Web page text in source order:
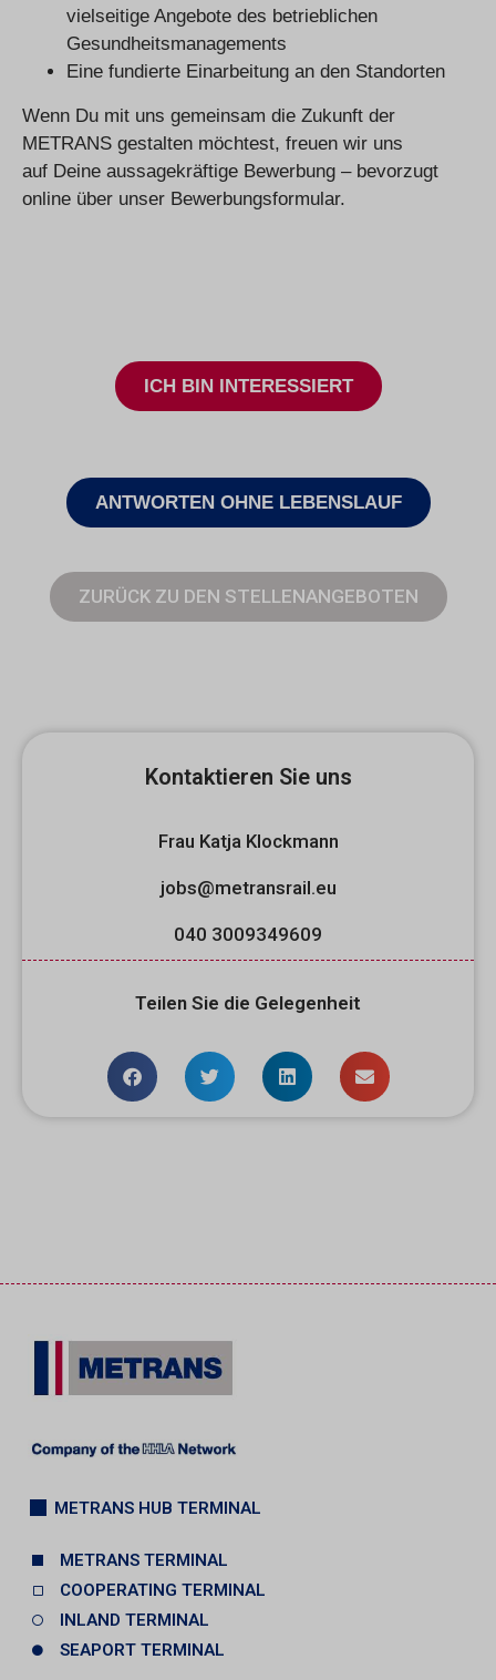
vielseitige Angebote des betrieblichen
Gesundheitsmanagements
Eine fundierte Einarbeitung an den Standorten
Wenn Du mit uns gemeinsam die Zukunft der
METRANS gestalten möchtest, freuen wir uns
auf Deine aussagekräftige Bewerbung – bevorzugt
online über unser Bewerbungsformular.
ICH BIN INTERESSIERT
ANTWORTEN OHNE LEBENSLAUF
ZURÜCK ZU DEN STELLENANGEBOTEN
Kontaktieren Sie uns
Frau Katja Klockmann
jobs@metransrail.eu
040 3009349609
Teilen Sie die Gelegenheit
METRANS HUB TERMINAL
METRANS TERMINAL
COOPERATING TERMINAL
INLAND TERMINAL
SEAPORT TERMINAL